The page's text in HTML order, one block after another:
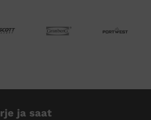
ja saat